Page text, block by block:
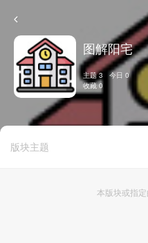
图解阳宅
主题 3 今日 0
收藏 0
版块主题
本版块或指